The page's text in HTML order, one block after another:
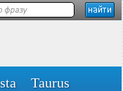
Taurus